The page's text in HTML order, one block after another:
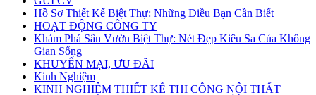
Hồ Sơ Thiết Kế Biệt Thự: Những Điều Bạn Cần Biết
HOẠT ĐỘNG CÔNG TY
Khám Phá Sân Vườn Biệt Thự: Nét Đẹp Kiêu Sa Của Không
Gian Sống
KHUYẾN MẠI, ƯU ĐÃI
Kinh Nghiệm
KINH NGHIỆM THIẾT KẾ THI CÔNG NỘI THẤT